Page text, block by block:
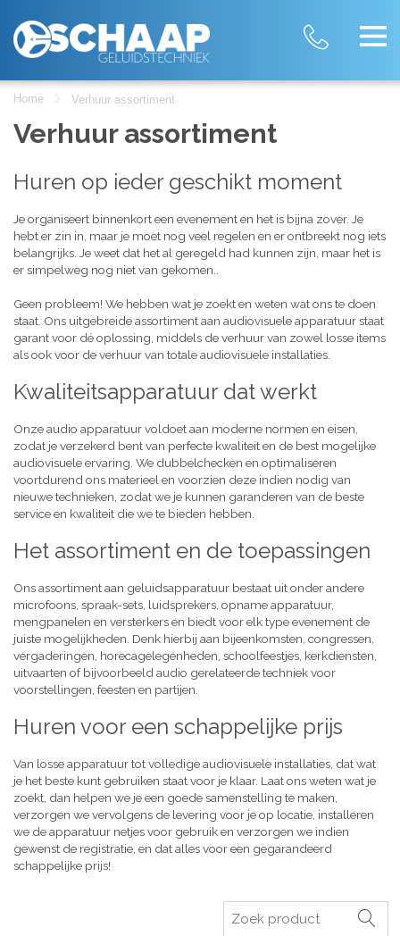
Home Verhuur assortiment
Verhuur assortiment
Huren op ieder geschikt moment
Je organiseert binnenkort een evenement en het is bijna zover. Je
hebt er zin in, maar je moet nog veel regelen en er ontbreekt nog iets
belangrijks. Je weet dat het al geregeld had kunnen zijn, maar het is
er simpelweg nog niet van gekomen..
Geen probleem! We hebben wat je zoekt en weten wat ons te doen
staat. Ons uitgebreide assortiment aan audiovisuele apparatuur staat
garant voor dé oplossing, middels de verhuur van zowel losse items
als ook voor de verhuur van totale audiovisuele installaties.
Kwaliteitsapparatuur dat werkt
Onze audio apparatuur voldoet aan moderne normen en eisen,
zodat je verzekerd bent van perfecte kwaliteit en de best mogelijke
audiovisuele ervaring. We dubbelchecken en optimaliseren
voortdurend ons materieel en voorzien deze indien nodig van
nieuwe technieken, zodat we je kunnen garanderen van de beste
service en kwaliteit die we te bieden hebben.
Het assortiment en de toepassingen
Ons assortiment aan geluidsapparatuur bestaat uit onder andere
microfoons, spraak-sets, luidsprekers, opname apparatuur,
mengpanelen en versterkers en biedt voor elk type evenement de
juiste mogelijkheden. Denk hierbij aan bijeenkomsten, congressen,
vergaderingen, horecagelegenheden, schoolfeestjes, kerkdiensten,
uitvaarten of bijvoorbeeld audio gerelateerde techniek voor
voorstellingen, feesten en partijen.
Huren voor een schappelijke prijs
Van losse apparatuur tot volledige audiovisuele installaties, dat wat
je het beste kunt gebruiken staat voor je klaar. Laat ons weten wat je
zoekt, dan helpen we je een goede samenstelling te maken,
verzorgen we vervolgens de levering voor je op locatie, installeren
we de apparatuur netjes voor gebruik en verzorgen we indien
gewenst de registratie, en dat alles voor een gegarandeerd
schappelijke prijs!
Zoeken